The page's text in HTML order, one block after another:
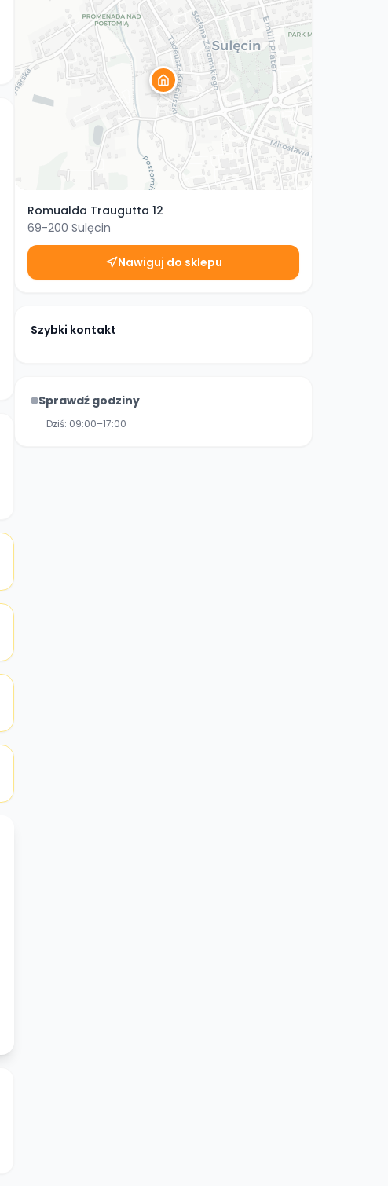
Romualda Traugutta 12
69-200 Sulęcin
Nawiguj do sklepu
Szybki kontakt
Sprawdź godziny
Dziś: 09:00–17:00